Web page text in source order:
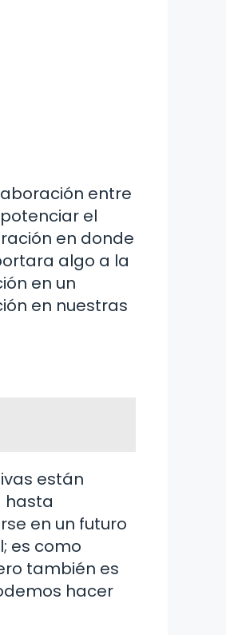
entre
el
en donde
algo a la
en un
en nuestras
están
hasta
en un futuro
es como
también es
hacer